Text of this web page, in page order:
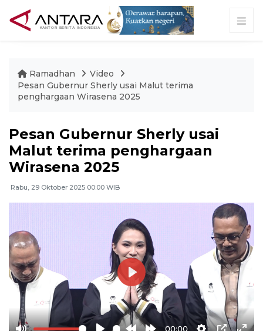
Ramadhan
Video
Pesan Gubernur Sherly usai Malut terima
penghargaan Wirasena 2025
Pesan Gubernur Sherly usai
Malut terima penghargaan
Wirasena 2025
Rabu, 29 Oktober 2025 00:00 WIB
00:00
Play